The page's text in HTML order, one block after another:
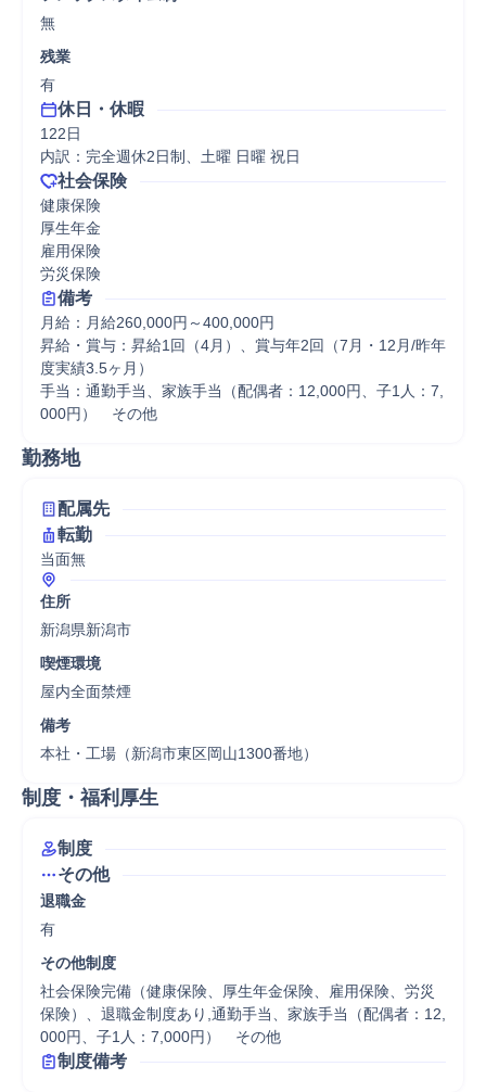
無
残業
有
休日・休暇
122日
内訳：完全週休2日制、土曜 日曜 祝日
社会保険
健康保険
厚生年金
雇用保険
労災保険
備考
月給：月給260,000円～400,000円
昇給・賞与：昇給1回（4月）、賞与年2回（7月・12月/昨年
度実績3.5ヶ月）
手当：通勤手当、家族手当（配偶者：12,000円、子1人：7,
000円）　その他
勤務地
配属先
転勤
当面無
住所
新潟県新潟市
喫煙環境
屋内全面禁煙
備考
本社・工場（新潟市東区岡山1300番地）
制度・福利厚生
制度
その他
退職金
有
その他制度
社会保険完備（健康保険、厚生年金保険、雇用保険、労災
保険）、退職金制度あり,通勤手当、家族手当（配偶者：12,
000円、子1人：7,000円）　その他
制度備考